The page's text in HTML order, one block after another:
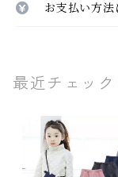
お支払い方法
最近チェッ